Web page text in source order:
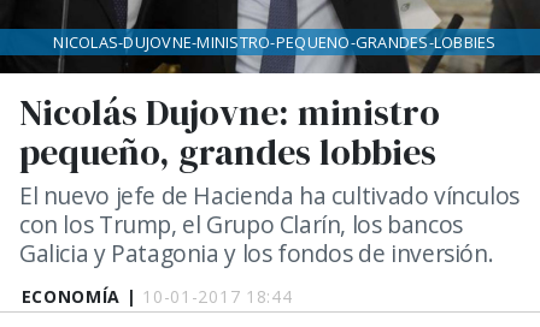
ECONOMÍA | 10-01-2017 18:44
Nicolás Dujovne: ministro
pequeño, grandes lobbies
El nuevo jefe de Hacienda ha cultivado vínculos
con los Trump, el Grupo Clarín, los bancos
Galicia y Patagonia y los fondos de inversión.
NICOLAS-DUJOVNE-MINISTRO-PEQUENO-GRANDES-LOBBIES